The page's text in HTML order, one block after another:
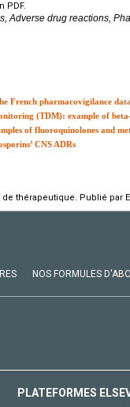
PDF.
Adverse drug reactions,
French pharmacovigilance
(TDM): example of
of fluoroquinolones and
CNS ADRs
thérapeutique. Publié par
NOS FORMULES
PLATEFORMES